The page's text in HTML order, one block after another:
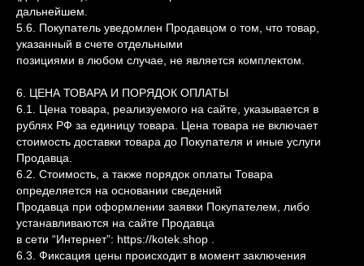
дальнейшем.
5.6. Покупатель уведомлен Продавцом о том, что товар,
указанный в счете отдельными
позициями в любом случае, не является комплектом.
6. ЦЕНА ТОВАРА И ПОРЯДОК ОПЛАТЫ
6.1. Цена товара, реализуемого на сайте, указывается в
рублях РФ за единицу товара. Цена товара не включает
стоимость доставки товара до Покупателя и иные услуги
Продавца.
6.2. Стоимость, а также порядок оплаты Товара
определяется на основании сведений
Продавца при оформлении заявки Покупателем, либо
устанавливаются на сайте Продавца
в сети “Интернет”: https://kotek.shop .
6.3. Фиксация цены происходит в момент заключения